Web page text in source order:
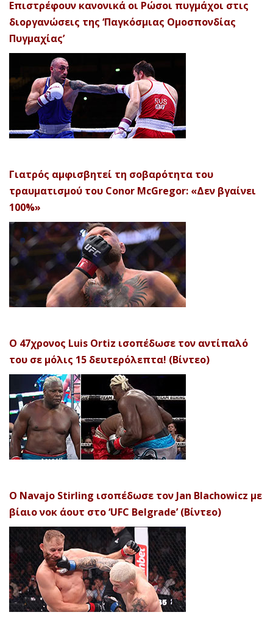
Επιστρέφουν κανονικά οι Ρώσοι πυγμάχοι στις
διοργανώσεις της ‘Παγκόσμιας Ομοσπονδίας
Πυγμαχίας’
Γιατρός αμφισβητεί τη σοβαρότητα του
τραυματισμού του Conor McGregor: «Δεν βγαίνει
100%»
Ο 47χρονος Luis Ortiz ισοπέδωσε τον αντίπαλό
του σε μόλις 15 δευτερόλεπτα! (Βίντεο)
Ο Navajo Stirling ισοπέδωσε τον Jan Blachowicz με
βίαιο νοκ άουτ στο ‘UFC Belgrade’ (Βίντεο)